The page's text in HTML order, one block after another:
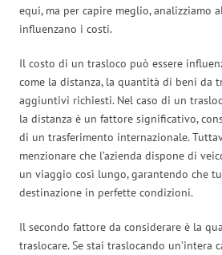
equi, ma per capire meglio, analizziamo
influenzano i costi.
Il costo di un trasloco può essere
come la distanza, la quantità di beni da
aggiuntivi richiesti. Nel caso di un
la distanza è un fattore significativo,
di un trasferimento internazionale.
menzionare che l’azienda dispone di
un viaggio così lungo, garantendo che
destinazione in perfette condizioni.
Il secondo fattore da considerare è la
traslocare. Se stai traslocando un’intera